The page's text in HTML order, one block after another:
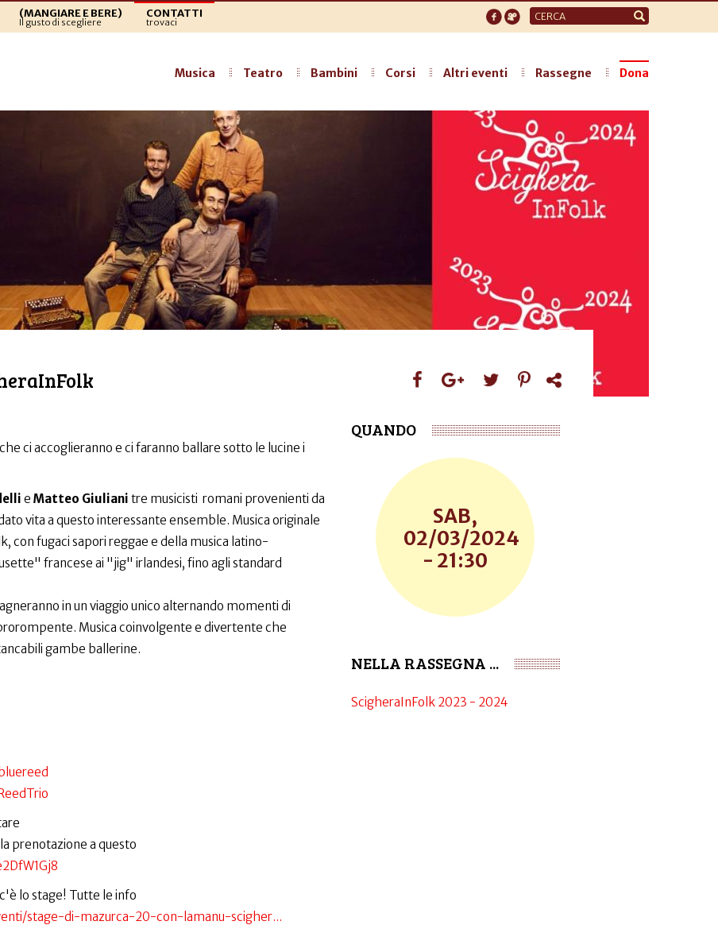
(MANGIARE E BERE)
Il gusto di scegliere
CONTATTI
trovaci
Form
di
Musica Teatro Bambini Corsi Altri eventi Rassegne Dona
ci accoglieranno e ci faranno ballare sotto le lucine i
e Matteo Giuliani tre musicisti romani provenienti da
vita a questo interessante ensemble. Musica originale
con fugaci sapori reggae e della musica latino-
francese ai "jig" irlandesi, fino agli standard
in un viaggio unico alternando momenti di
Musica coinvolgente e divertente che
gambe ballerine.
prenotazione a questo
lo stage! Tutte le info
stage-di-mazurca-20-con-lamanu-scigher...
QUANDO
SAB,
02/03/2024
- 21:30
NELLA RASSEGNA ...
ScigheraInFolk 2023 - 2024